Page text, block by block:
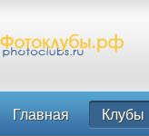
Главная Клубы